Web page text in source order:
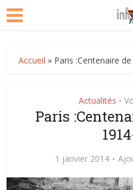
Accueil » Paris :Centenaire
Actualités •
Paris
1 janvier 2014